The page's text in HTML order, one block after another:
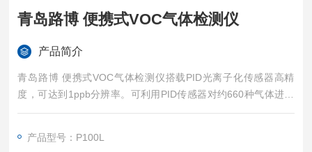
青岛路博 便携式VOC气体检测仪
产品简介
青岛路博 便携式VOC气体检测仪搭载PID光离子化传感器高精
度，可达到1ppb分辨率。可利用PID传感器对约660种气体进行
直读。
产品型号：P100L